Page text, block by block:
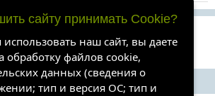
для просмотра.
сайту принимать Cookie?
наш сайт, вы даете
обработку файлов cookie,
данных (сведения о
тип и версия ОС; тип и